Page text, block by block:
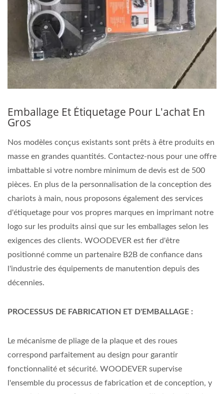
Emballage Et Étiquetage Pour L'achat En
Gros
Nos modèles conçus existants sont prêts à être produits en
masse en grandes quantités. Contactez-nous pour une offre
imbattable si votre nombre minimum de devis est de 500
pièces. En plus de la personnalisation de la conception des
chariots à main, nous proposons également des services
d'étiquetage pour vos propres marques en imprimant notre
logo sur les produits ainsi que sur les emballages selon les
exigences des clients. WOODEVER est fier d'être
positionné comme un partenaire B2B de confiance dans
l'industrie des équipements de manutention depuis des
décennies.
PROCESSUS DE FABRICATION ET D'EMBALLAGE :
Le mécanisme de pliage de la plaque et des roues
correspond parfaitement au design pour garantir
fonctionnalité et sécurité. WOODEVER supervise
l'ensemble du processus de fabrication et de conception, y